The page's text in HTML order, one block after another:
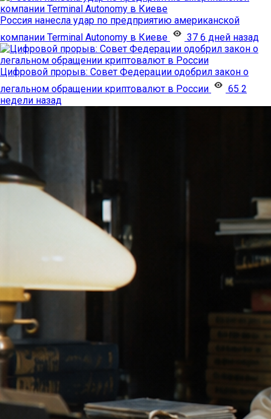
Россия нанесла удар по предприятию американской
компании Terminal Autonomy в Киеве
37 6 дней назад
Цифровой прорыв: Совет Федерации одобрил закон о
легальном обращении криптовалют в России
65 2
недели назад